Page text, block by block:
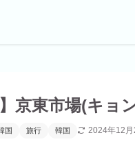
京東市場(キョ
国 旅行 韓国 2024年12月